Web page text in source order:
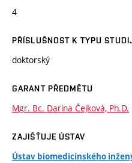
4
PŘÍSLUŠNOST K TYPU
doktorský
GARANT PŘEDMĚTU
Mgr. Bc. Darina Čejková, Ph.D.
ZAJIŠŤUJE ÚSTAV
Ústav biomedicínského